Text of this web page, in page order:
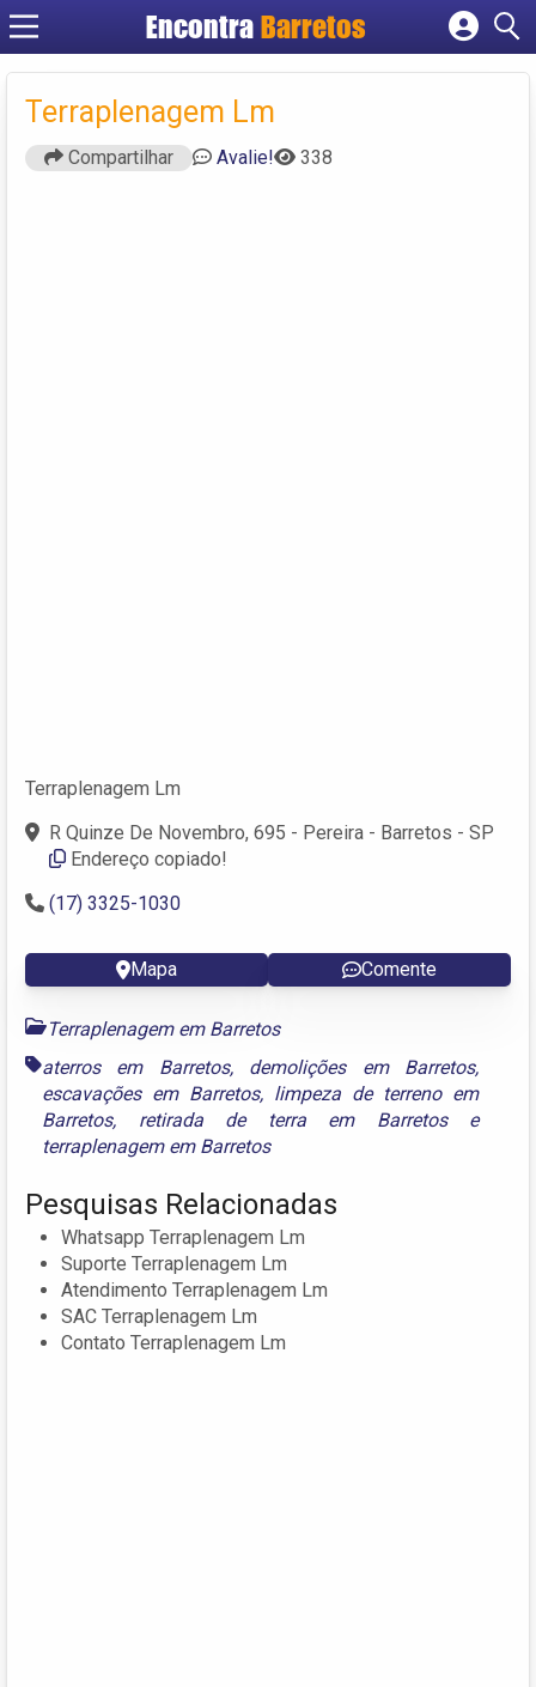
Encontra Barretos
Cadastrar empresa
Criar conta
Terraplenagem Lm
Compartilhar Avalie! 338
Terraplenagem Lm
R Quinze De Novembro, 695 - Pereira - Barretos - SP
Endereço copiado!
(17) 3325-1030
Mapa Comente
Terraplenagem em Barretos
aterros em Barretos, demolições em Barretos,
escavações em Barretos, limpeza de terreno em
Barretos, retirada de terra em Barretose
terraplenagem em Barretos
Pesquisas Relacionadas
Whatsapp Terraplenagem Lm
Suporte Terraplenagem Lm
Atendimento Terraplenagem Lm
SAC Terraplenagem Lm
Contato Terraplenagem Lm